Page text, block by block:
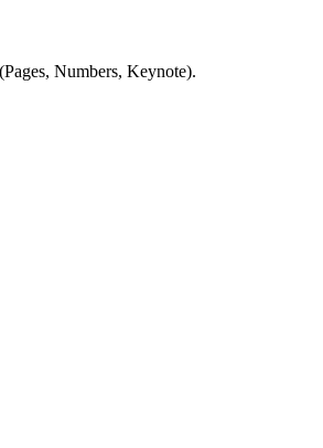
Numbers, Keynote).